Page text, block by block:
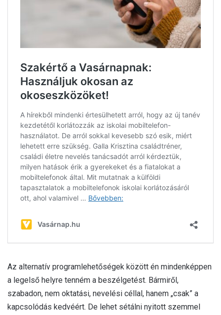
Az alternatív programlehetőségek között én mindenképpen
a legelső helyre tenném a beszélgetést. Bármiről,
szabadon, nem oktatási, nevelési céllal, hanem „csak” a
kapcsolódás kedvéért. De lehet sétálni nyitott szemmel